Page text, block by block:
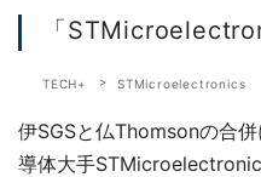
「
TECH+ STMicroelectronics
伊SGSと仏Thomsonの合
導体大手